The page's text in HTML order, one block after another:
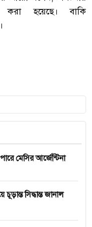
করা হয়েছে।
বাকি
মেসির আর্জেন্টিনা
সিদ্ধান্ত জানাল